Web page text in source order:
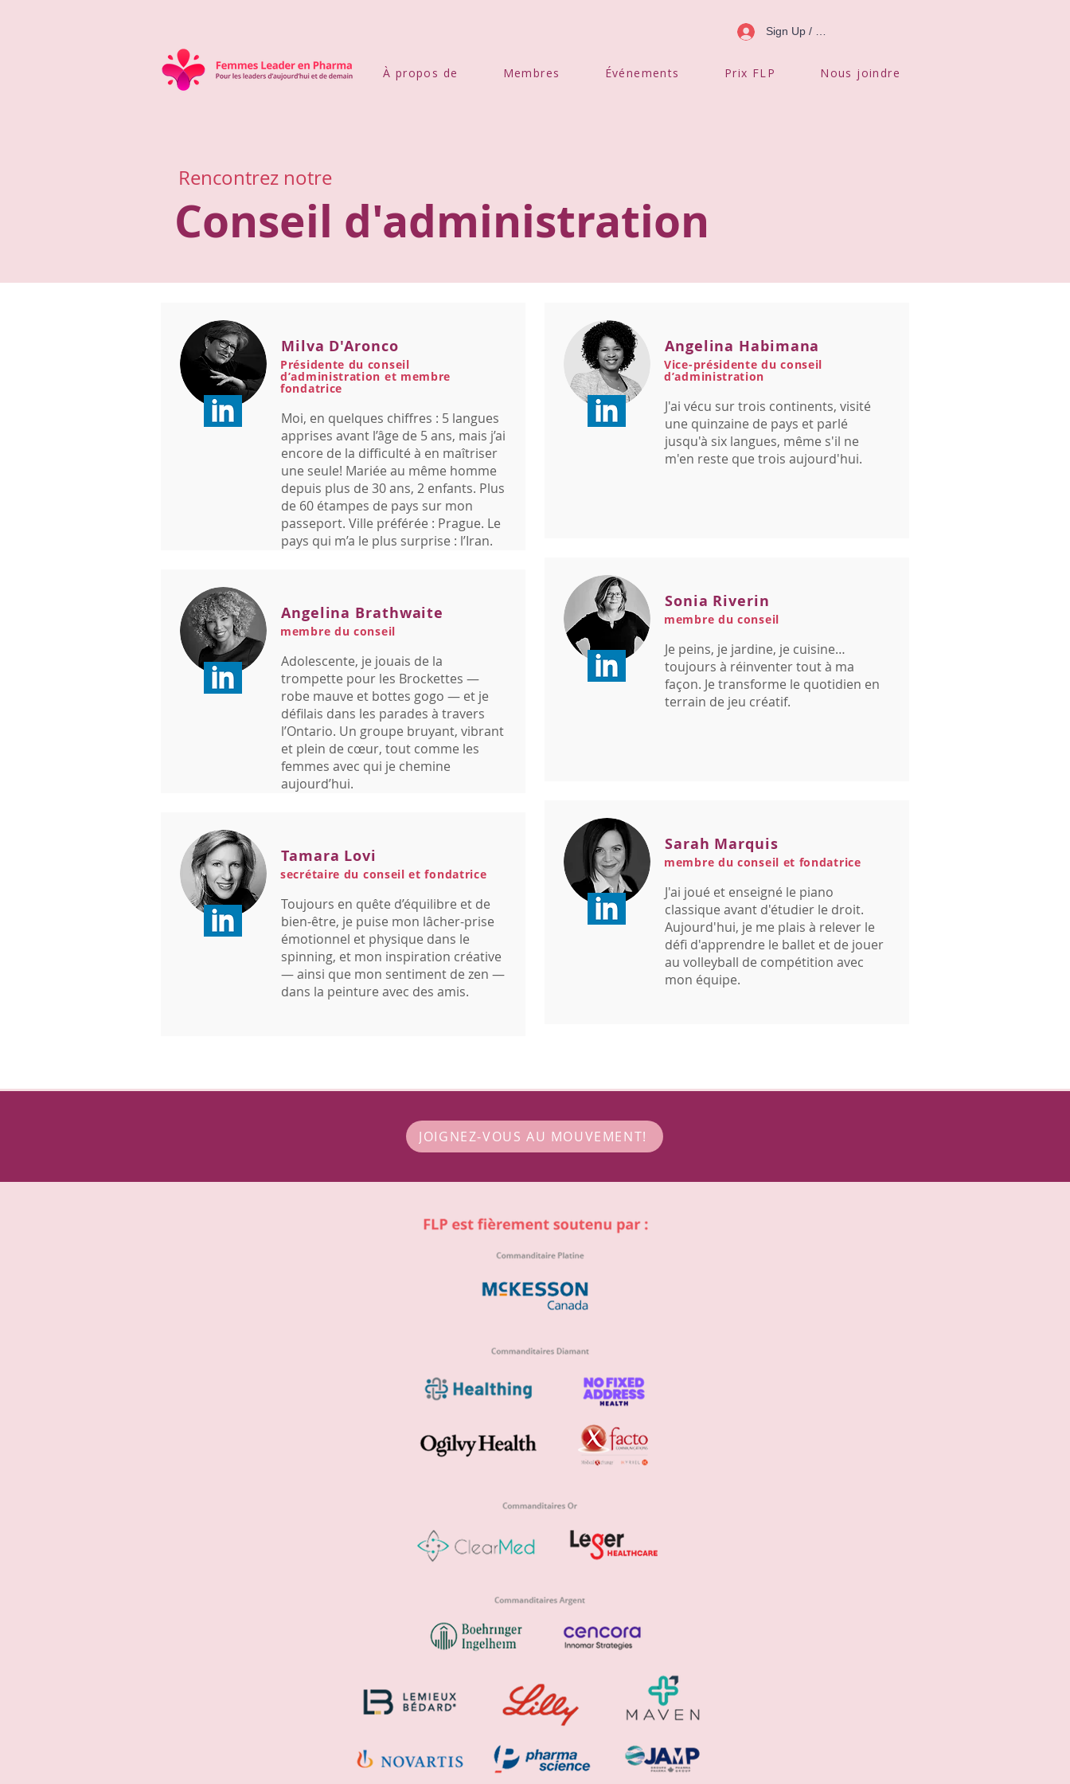
Sign Up / Log In
À propos de Membres Événements Prix FLP Nous joindre
Rencontrez notre
Conseil d'administration
Milva D'Aronco
Présidente du conseil
d’administration et membre
fondatrice
Moi, en quelques chiffres : 5 langues
apprises avant l’âge de 5 ans, mais j’ai
encore de la difficulté à en maîtriser
une seule! Mariée au même homme
depuis plus de 30 ans, 2 enfants. Plus
de 60 étampes de pays sur mon
passeport. Ville préférée : Prague. Le
pays qui m’a le plus surprise : l’Iran.
Angelina Brathwaite
membre du conseil
Adolescente, je jouais de la
trompette pour les Brockettes —
robe mauve et bottes gogo — et je
défilais dans les parades à travers
l’Ontario. Un groupe bruyant, vibrant
et plein de cœur, tout comme les
femmes avec qui je chemine
aujourd’hui.
Tamara Lovi
secrétaire du conseil et fondatrice
Toujours en quête d’équilibre et de
bien-être, je puise mon lâcher-prise
émotionnel et physique dans le
spinning, et mon inspiration créative
— ainsi que mon sentiment de zen —
dans la peinture avec des amis.
Angelina Habimana
Vice-présidente du conseil
d’administration
J'ai vécu sur trois continents, visité
une quinzaine de pays et parlé
jusqu'à six langues, même s'il ne
m'en reste que trois aujourd'hui.
Sonia Riverin
membre du conseil
Je peins, je jardine, je cuisine…
toujours à réinventer tout à ma
façon. Je transforme le quotidien en
terrain de jeu créatif.
Sarah Marquis
membre du conseil et fondatrice
J'ai joué et enseigné le piano
classique avant d'étudier le droit.
Aujourd'hui, je me plais à relever le
défi d'apprendre le ballet et de jouer
au volleyball de compétition avec
mon équipe.
JOIGNEZ-VOUS AU MOUVEMENT!